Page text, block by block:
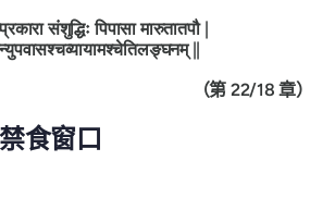
संशुद्धिः पिपासामारुतातपौ |
||
（第 22/18 章）
食窗口